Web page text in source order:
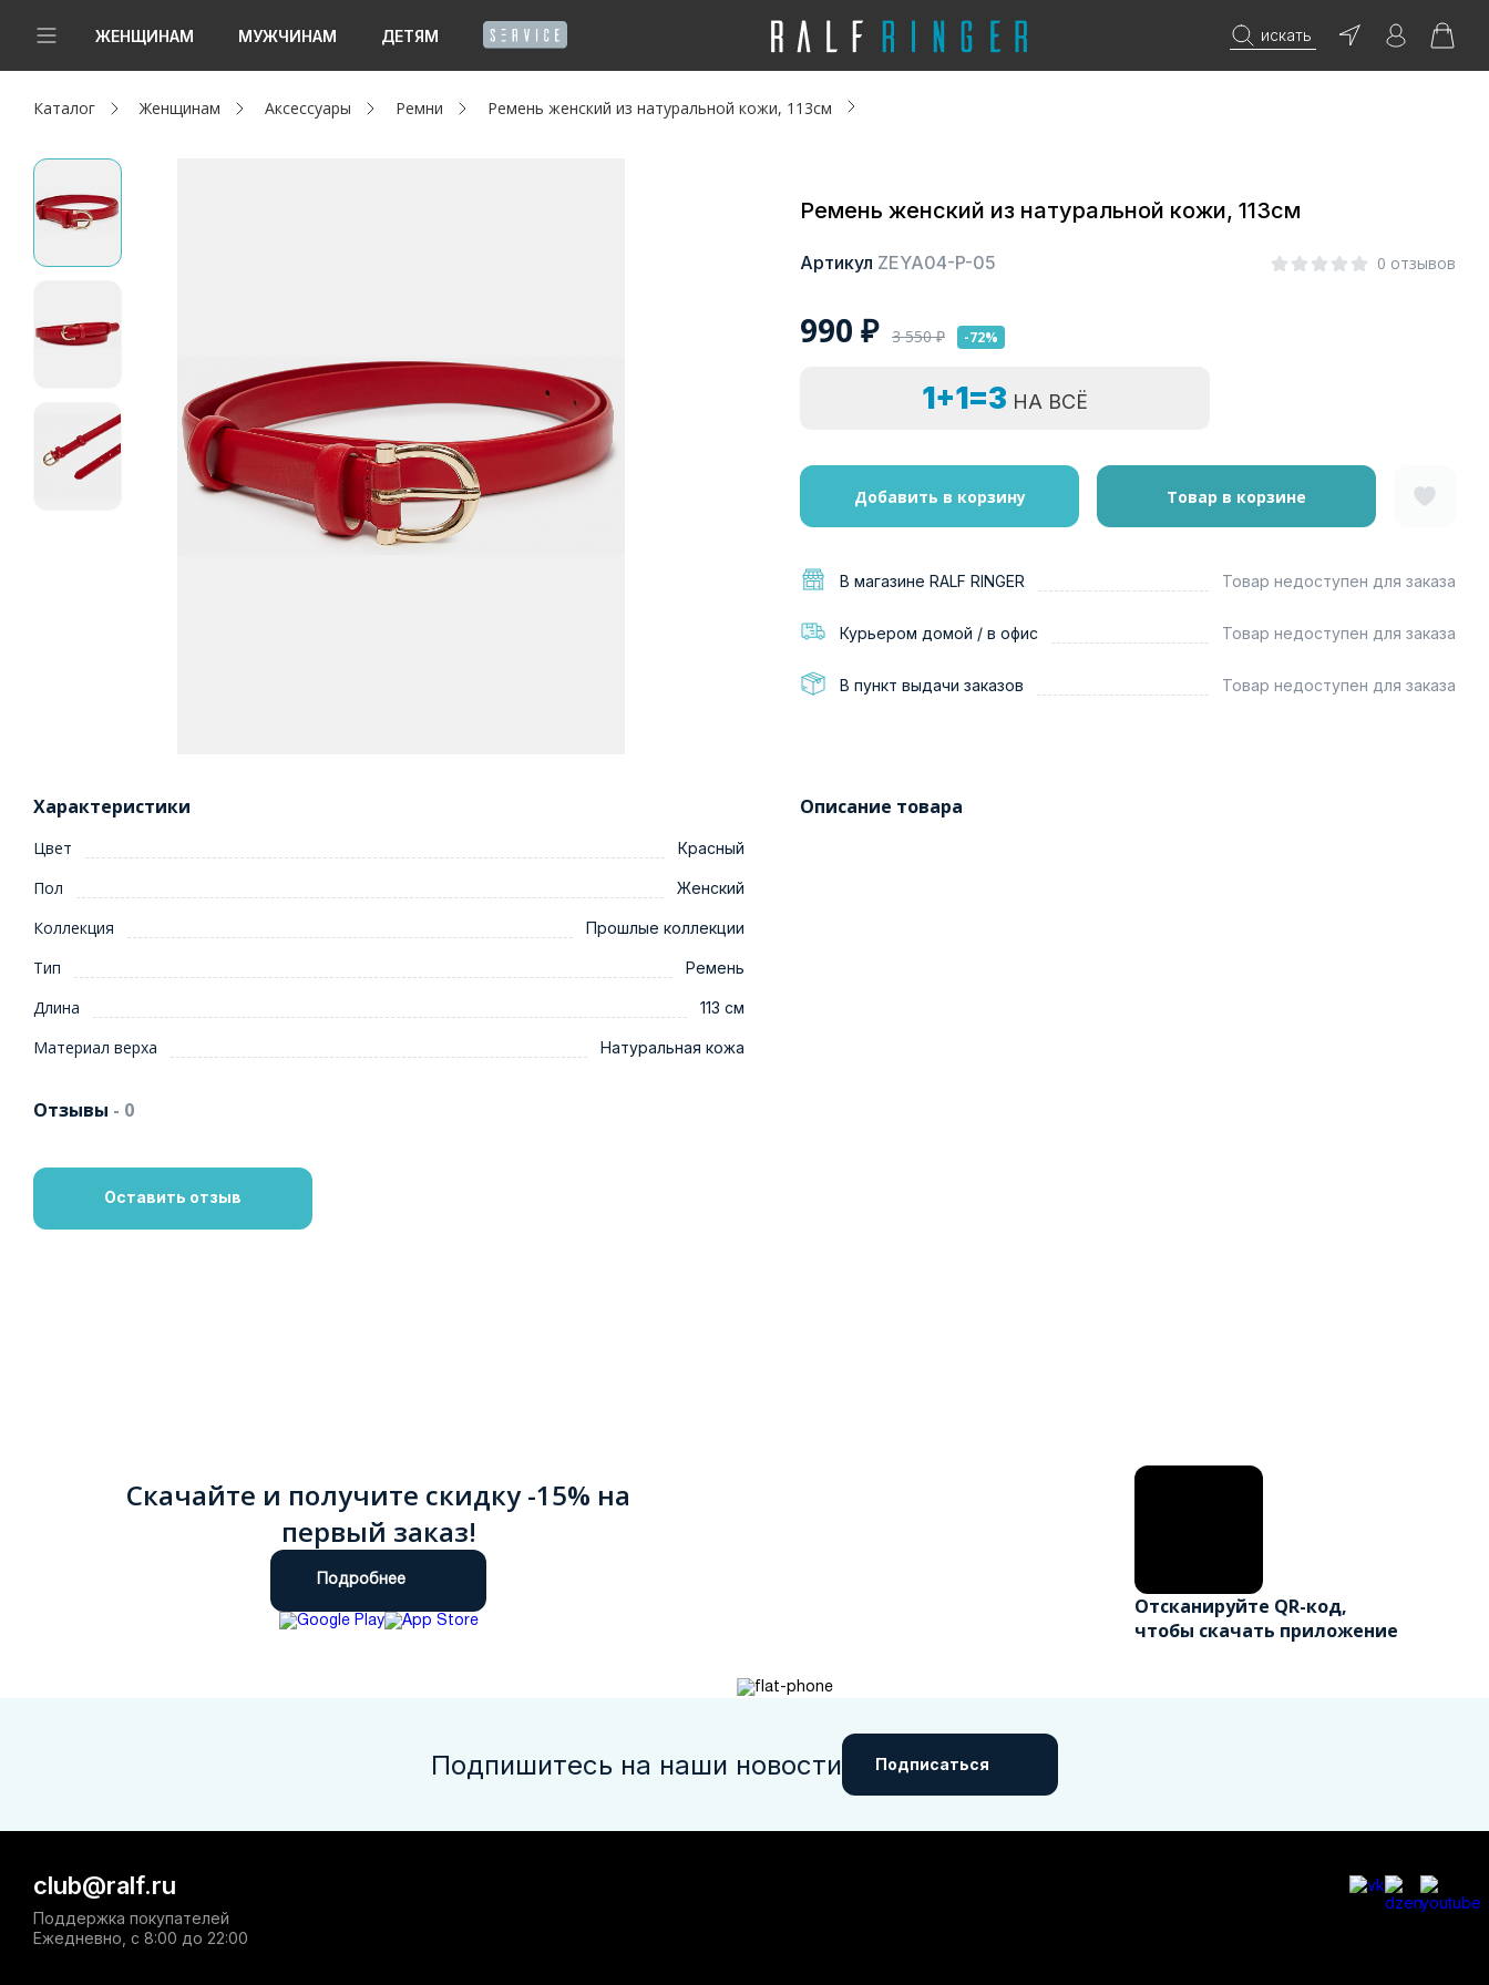
ЖЕНЩИНАМ МУЖЧИНАМ ДЕТЯМ искать
Новинки
Женщинам
Мужчинам
Капсула
Акции / Новости
Адреса магазинов
Каталог Женщинам Аксессуары Ремни Ремень женский из натуральной кожи, 113см
Ремень женский из натуральной кожи, 113см
Артикул ZEYA04-P-05 0 отзывов
990 ₽ 3 550₽ -72%
1+1=3 НА ВСЁ
Добавить в корзину Товар в корзине
В магазине RALF RINGER Товар недоступен для заказа
Курьером домой / в офис Товар недоступен для заказа
В пункт выдачи заказов Товар недоступен для заказа
Характеристики
Цвет Красный
Пол Женский
Коллекция Прошлые коллекции
Тип Ремень
Длина 113 см
Материал верха Натуральная кожа
Описание товара
Отзывы - 0
Оставить отзыв
Скачайте и получите скидку -15% на
первый заказ!
Подробнее
Отсканируйте QR-код,
чтобы скачать приложение
Подпишитесь на наши новости Подписаться
club@ralf.ru
Поддержка покупателей
Ежедневно, с 8:00 до 22:00